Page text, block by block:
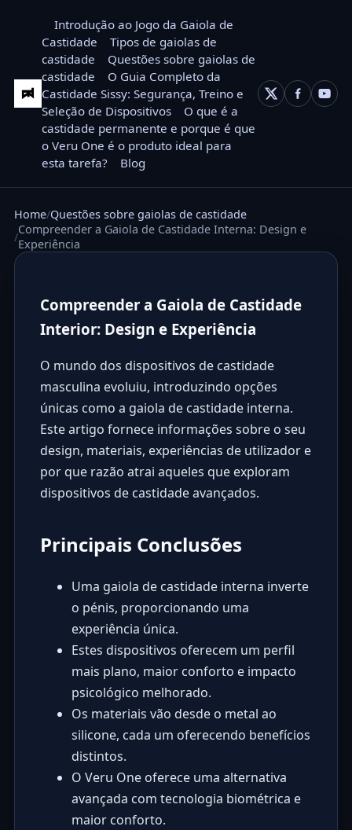
Introdução ao Jogo da Gaiola de
Castidade
Tipos de gaiolas de
castidade
Questões sobre gaiolas de
castidade
O Guia Completo da
Castidade Sissy: Segurança, Treino e
Seleção de Dispositivos
O que é a
castidade permanente e porque é que
o Veru One é o produto ideal para
esta tarefa?
Blog
Home Questões sobre gaiolas de castidade
Compreender a Gaiola de Castidade Interna: Design e
Experiência
Compreender a Gaiola de Castidade
Interior: Design e Experiência
O mundo dos dispositivos de castidade
masculina evoluiu, introduzindo opções
únicas como a gaiola de castidade interna.
Este artigo fornece informações sobre o seu
design, materiais, experiências de utilizador e
por que razão atrai aqueles que exploram
dispositivos de castidade avançados.
Principais Conclusões
Uma gaiola de castidade interna inverte
o pénis, proporcionando uma
experiência única.
Estes dispositivos oferecem um perfil
mais plano, maior conforto e impacto
psicológico melhorado.
Os materiais vão desde o metal ao
silicone, cada um oferecendo benefícios
distintos.
O Veru One oferece uma alternativa
avançada com tecnologia biométrica e
maior conforto.